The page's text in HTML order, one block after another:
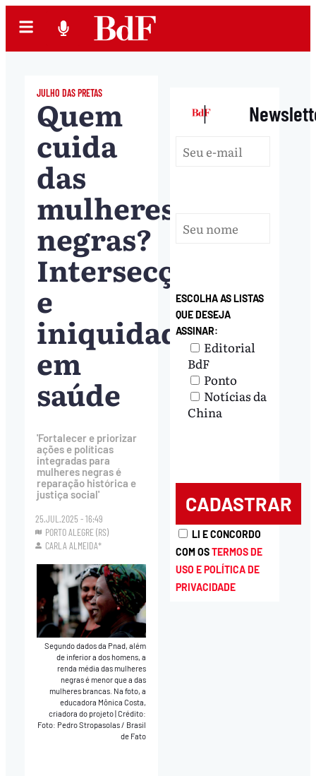
JULHO DAS PRETAS
Quem
cuida
das
mulheres
negras?
Intersecções
e
iniquidades
em
saúde
'Fortalecer e priorizar
ações e políticas
integradas para
mulheres negras é
reparação histórica e
justiça social'
25.JUL.2025 - 16:49
PORTO ALEGRE (RS)
CARLA ALMEIDA*
Segundo dados da Pnad, além
de inferior a dos homens, a
renda média das mulheres
negras é menor que a das
mulheres brancas. Na foto, a
educadora Mônica Costa,
criadora do projeto|Crédito:
Foto: Pedro Stropasolas / Brasil
de Fato
|
ESCOLHA AS LISTAS
QUE DESEJA
ASSINAR:
Editorial
BdF
Ponto
Notícias da
China
LI E CONCORDO
COM OSTERMOS DE
USO E POLÍTICA DE
PRIVACIDADE